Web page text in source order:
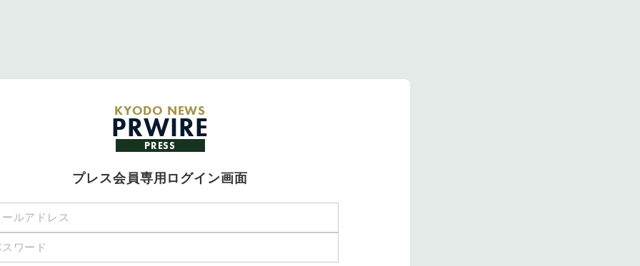
KYODO NEWS
PRWIRE
PRESS
プレス会員専用ログイン画面